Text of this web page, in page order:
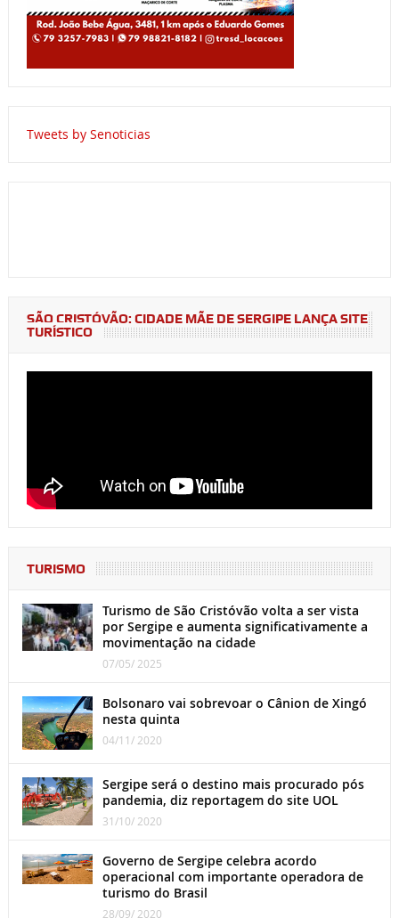
Tweets by Senoticias
SÃO CRISTÓVÃO: CIDADE MÃE DE SERGIPE LANÇA SITE
TURÍSTICO
TURISMO
Turismo de São Cristóvão volta a ser vista
por Sergipe e aumenta significativamente a
movimentação na cidade
07/05/ 2025
Bolsonaro vai sobrevoar o Cânion de Xingó
nesta quinta
04/11/ 2020
Sergipe será o destino mais procurado pós
pandemia, diz reportagem do site UOL
31/10/ 2020
Governo de Sergipe celebra acordo
operacional com importante operadora de
turismo do Brasil
28/09/ 2020